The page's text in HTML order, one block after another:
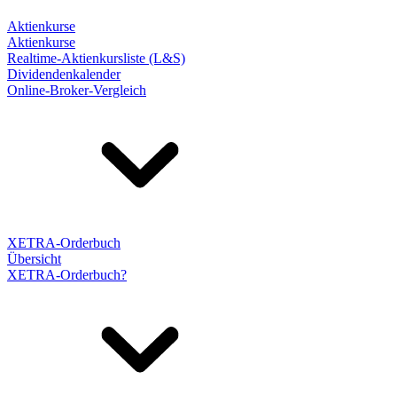
Aktienkurse
Aktienkurse
Realtime-Aktienkursliste (L&S)
Dividendenkalender
Online-Broker-Vergleich
XETRA-Orderbuch
Übersicht
XETRA-Orderbuch?